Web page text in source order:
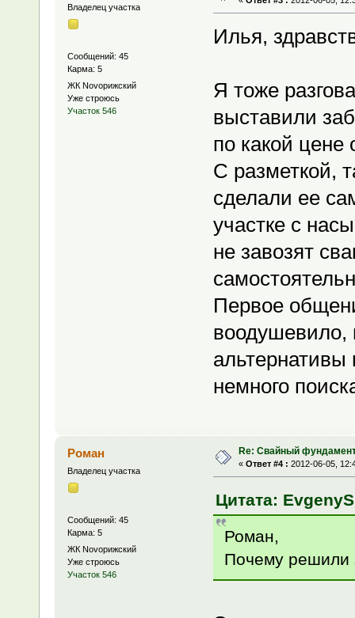
Владелец участка
Сообщений: 45
Карма: 5
ЖК Novoрижский
Уже строюсь
Участок 546
Илья,
Я тоже
выставили
по какой
С разметкой,
сделали ее
участке с
не завозят
Первое
воодушевило,
немного
Роман
Владелец участка
Сообщений: 45
Карма: 5
ЖК Novoрижский
Уже строюсь
Участок 546
Re: Свайный
« Ответ #4 : 2012-06-05,
Цитата:
Роман,
Почему решили